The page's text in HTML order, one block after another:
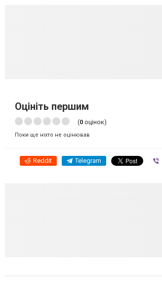
Оцініть першим
(0 оцінок)
Поки ще ніхто не оцінював
Reddit Telegram